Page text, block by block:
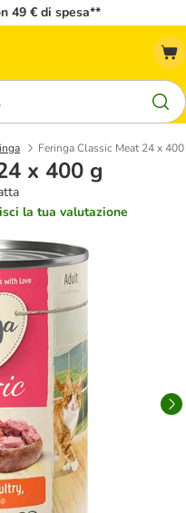
49 € di spesa**
Feringa Classic Meat 24 x
x 400 g
la tua valutazione